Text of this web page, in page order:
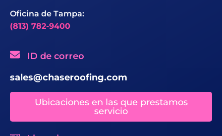
Oficina de Tampa:
(813) 782-9400
ID de correo
sales@chaseroofing.com
Ubicaciones en las que prestamos
servicio